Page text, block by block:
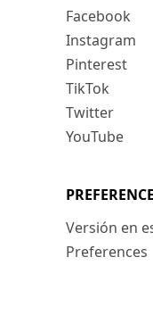
Facebook
Instagram
Pinterest
TikTok
Twitter
YouTube
Versión en
Preferences